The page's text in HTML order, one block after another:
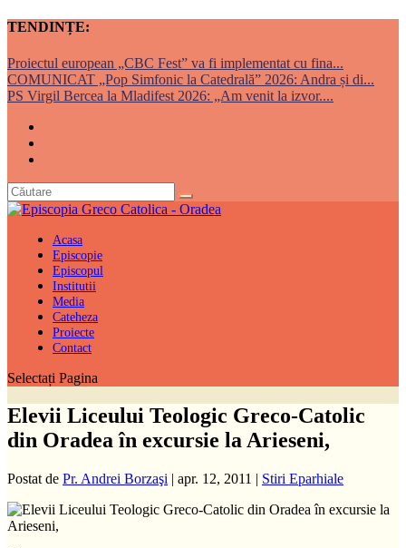
TENDINȚE:
Proiectul european „CBC Fest” va fi implementat cu fina...
COMUNICAT „Pop Simfonic la Catedrală” 2026: Andra și di...
PS Virgil Bercea la Mladifest 2026: „Am venit la izvor....
Acasa
Episcopie
Episcopul
Institutii
Media
Cateheza
Proiecte
Contact
Selectați Pagina
Elevii Liceului Teologic Greco-Catolic
din Oradea în excursie la Arieseni,
Postat de Pr. Andrei Borzaşi | apr. 12, 2011 | Stiri Eparhiale